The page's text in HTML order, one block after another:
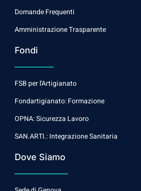
Domande Frequenti
Amministrazione Trasparente
Fondi
FSB per l'Artigianato
Fondartigianato: Formazione
OPNA: Sicurezza Lavoro
SAN.ARTI.: Integrazione Sanitaria
Dove Siamo